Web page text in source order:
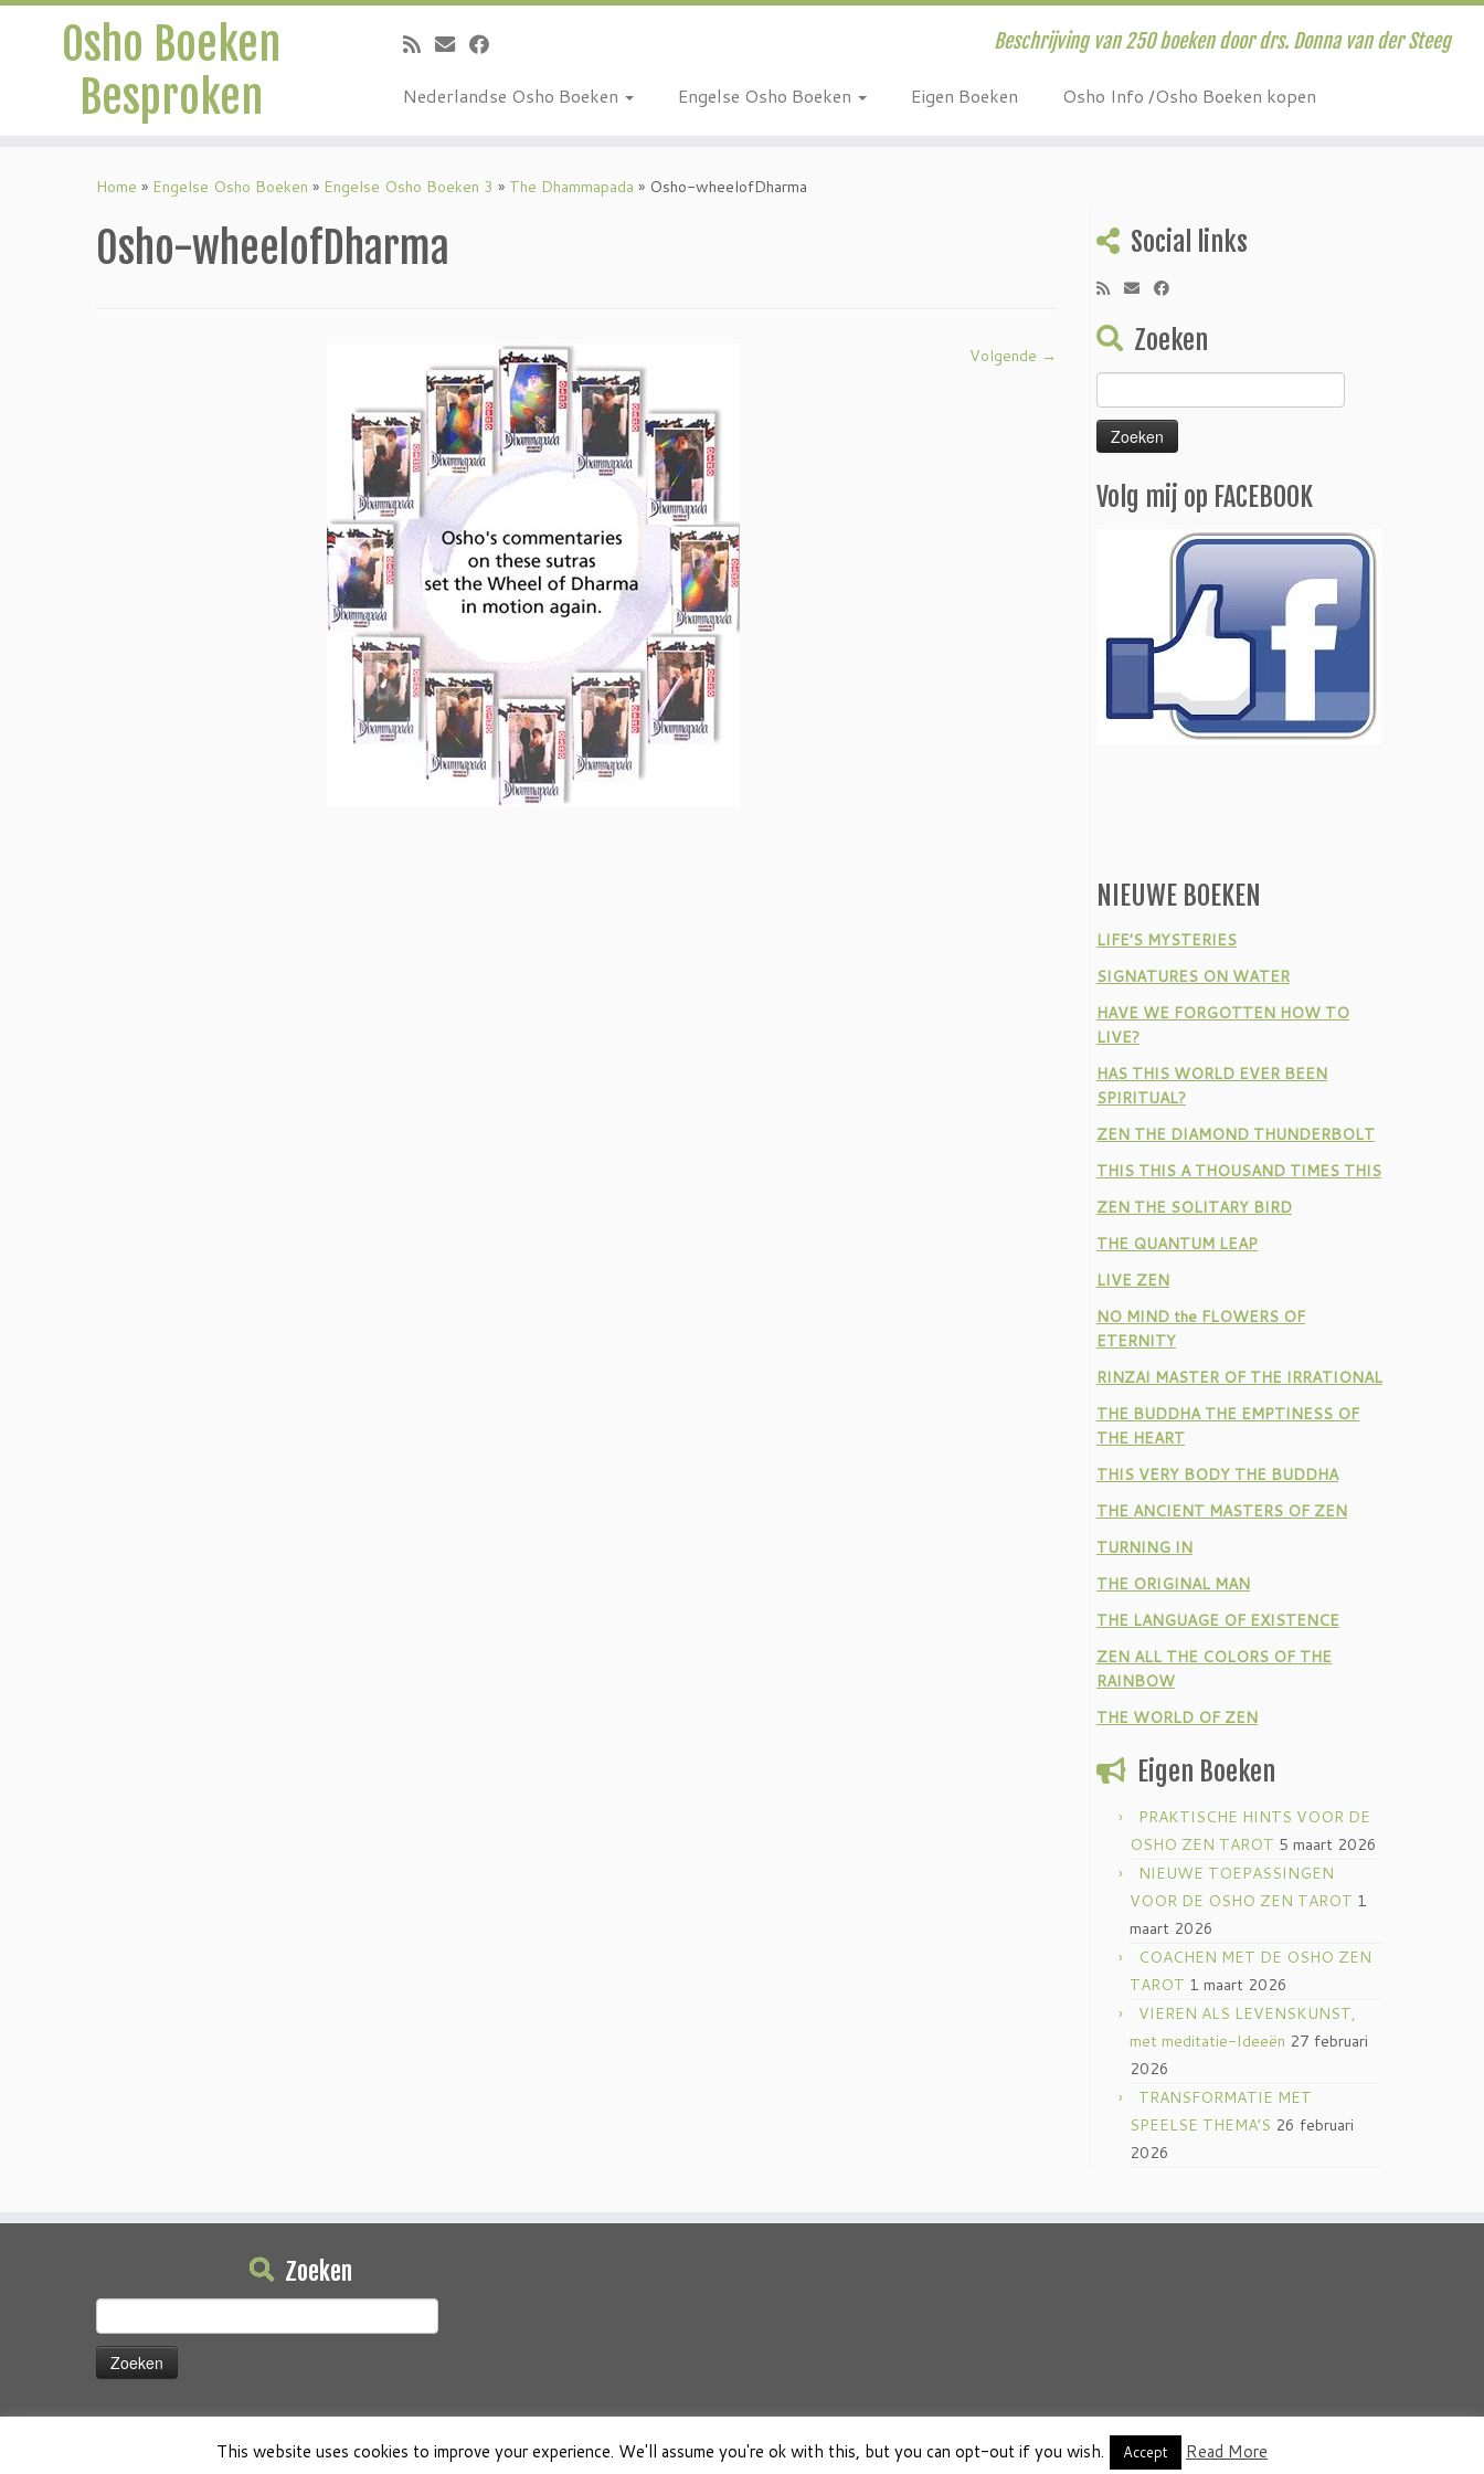
Osho Boeken
Besproken
Beschrijving van 250 boeken door drs. Donna van der Steeg
Nederlandse Osho Boeken Engelse Osho Boeken Eigen Boeken Osho Info /Osho Boeken kopen
Home » Engelse Osho Boeken » Engelse Osho Boeken 3 » The Dhammapada » Osho-wheelofDharma
Osho-wheelofDharma
Volgende →
Social links
Zoeken
naar:
Volg mij op FACEBOOK
NIEUWE BOEKEN
LIFE’S MYSTERIES
SIGNATURES ON WATER
HAVE WE FORGOTTEN HOW TO
LIVE?
HAS THIS WORLD EVER BEEN
SPIRITUAL?
ZEN THE DIAMOND THUNDERBOLT
THIS THIS A THOUSAND TIMES THIS
ZEN THE SOLITARY BIRD
THE QUANTUM LEAP
LIVE ZEN
NO MIND the FLOWERS OF
ETERNITY
RINZAI MASTER OF THE IRRATIONAL
THE BUDDHA THE EMPTINESS OF
THE HEART
THIS VERY BODY THE BUDDHA
THE ANCIENT MASTERS OF ZEN
TURNING IN
THE ORIGINAL MAN
THE LANGUAGE OF EXISTENCE
ZEN ALL THE COLORS OF THE
RAINBOW
THE WORLD OF ZEN
Eigen Boeken
PRAKTISCHE HINTS VOOR DE
OSHO ZEN TAROT 5 maart 2026
NIEUWE TOEPASSINGEN
VOOR DE OSHO ZEN TAROT 1
maart 2026
COACHEN MET DE OSHO ZEN
TAROT 1 maart 2026
VIEREN ALS LEVENSKUNST,
met meditatie-Ideeën 27 februari
2026
TRANSFORMATIE MET
SPEELSE THEMA’S 26 februari
2026
Zoeken
naar:
·© 2026 Osho Boeken Besproken·Aangeboden door ·Ontworpen met deCustomizr thema ·
This website uses cookies to improve your experience. We'll assume you're ok with this, but you can opt-out if you wish. Accept Read More